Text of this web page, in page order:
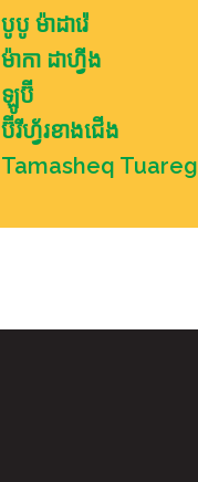
បូបូ ម៉ាដារ៉េ
ម៉ាកា ដាហ្វីង
ឡូប៊ី
ប៊ីរីហ្វ័រខាងជើង
Tamasheq Tuareg